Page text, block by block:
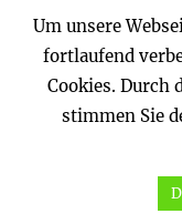
August 2015
Juli 2015
Mai 2015
(1)
April 2015(1)
November
Um unsere
fortlaufend
Cookies. Durch
stimmen Sie